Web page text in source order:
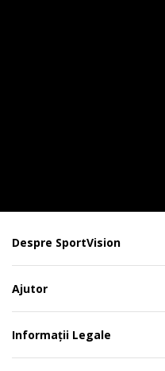
Despre SportVision
Ajutor
Informații Legale